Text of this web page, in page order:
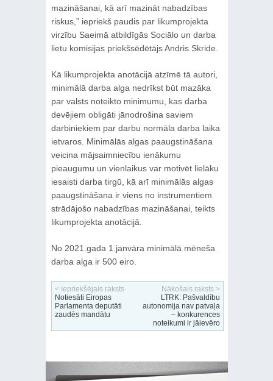
mazināšanai, kā arī mazināt nabadzības
riskus,” iepriekš paudis par likumprojekta
virzību Saeimā atbildīgās Sociālo un darba
lietu komisijas priekšsēdētājs Andris Skride.
Kā likumprojekta anotācijā atzīmē tā autori,
minimālā darba alga nedrīkst būt mazāka
par valsts noteikto minimumu, kas darba
devējiem obligāti jānodrošina saviem
darbiniekiem par darbu normāla darba laika
ietvaros. Minimālās algas paaugstināšana
veicina mājsaimniecību ienākumu
pieaugumu un vienlaikus var motivēt lielāku
iesaisti darba tirgū, kā arī minimālās algas
paaugstināšana ir viens no instrumentiem
strādājošo nabadzības mazināšanai, teikts
likumprojekta anotācijā.
No 2021.gada 1.janvāra minimālā mēneša
darba alga ir 500 eiro.
< Iepriekšējais raksts
Notiesāti Eiropas
Parlamenta deputāti
zaudēs mandātu
Nākošais raksts >
LTRK: Pašvaldību
autonomija nav patvaļa
– konkurences
noteikumi ir jāievēro